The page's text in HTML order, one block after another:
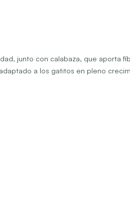
junto con calabaza, que aporta
a los gatitos en pleno